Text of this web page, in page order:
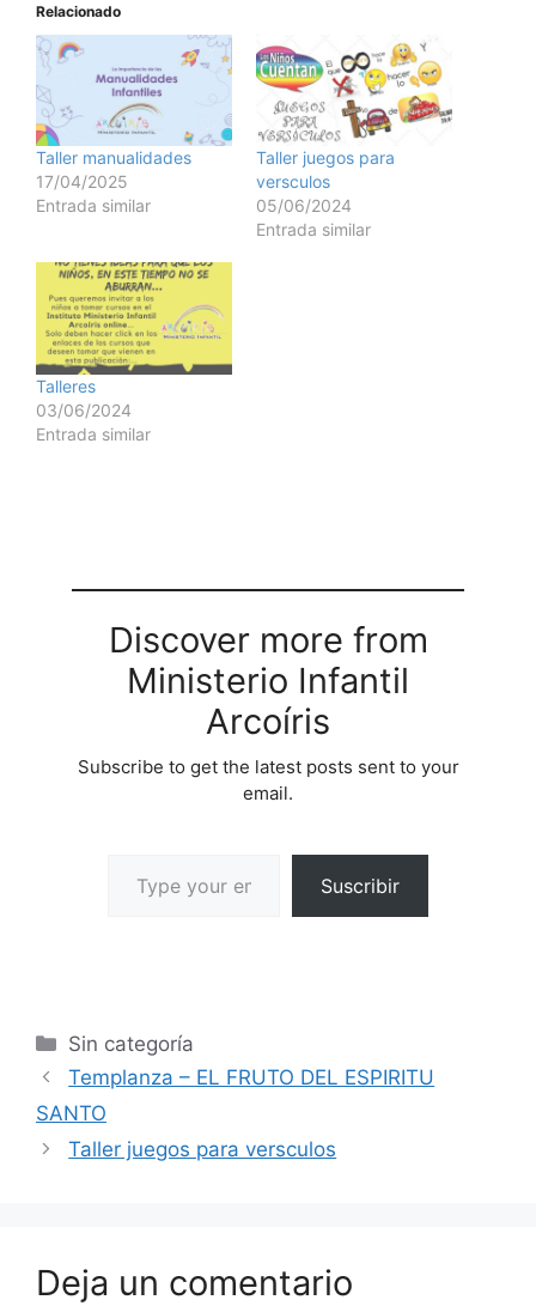
Relacionado
Taller manualidades
17/04/2025
Entrada similar
Taller juegos para
versculos
05/06/2024
Entrada similar
Talleres
03/06/2024
Entrada similar
Discover more from
Ministerio Infantil
Arcoíris
Subscribe to get the latest posts sent to your
email.
Suscribir
Sin categoría
Templanza – EL FRUTO DEL ESPIRITU
SANTO
Taller juegos para versculos
Deja un comentario